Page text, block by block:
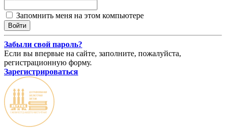
Запомнить меня на этом компьютере
Забыли свой пароль?
Если вы впервые на сайте, заполните, пожалуйста,
регистрационную форму.
Зарегистрироваться